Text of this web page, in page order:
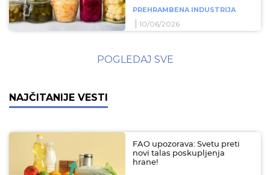
PREHRAMBENA INDUSTRIJA
10/06/2026
POGLEDAJ SVE
NAJČITANIJE VESTI
FAO upozorava: Svetu preti
novi talas poskupljenja
hrane!